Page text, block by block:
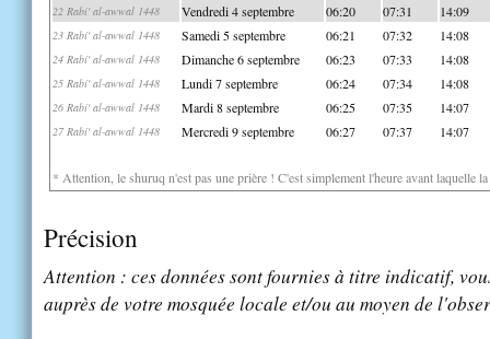
22 Rabi' al-awwal 1448 Vendredi 4 septembre 06:20 07:31 14:09
23 Rabi' al-awwal 1448 Samedi 5 septembre 06:21 07:32 14:08
24 Rabi' al-awwal 1448 Dimanche 6 septembre 06:23 07:33 14:08
25 Rabi' al-awwal 1448 Lundi 7 septembre 06:24 07:34 14:08
26 Rabi' al-awwal 1448 Mardi 8 septembre 06:25 07:35 14:07
27 Rabi' al-awwal 1448 Mercredi 9 septembre 06:27 07:37 14:07
* Attention, le shuruq n'est pas une prière ! C'est simplement l'heure avant laquelle
Précision
Attention : ces données sont fournies à titre indicatif,
auprès de votre mosquée locale et/ou au moyen de